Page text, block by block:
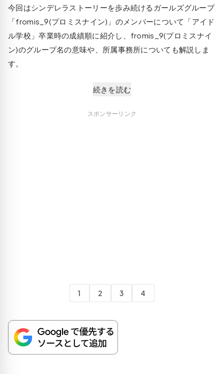
今回はシンデレラストーリーを歩み続けるガールズグループ
「fromis_9(プロミスナイン)」のメンバーについて「アイド
ル学校」卒業時の成績順に紹介し、fromis_9(プロミスナイ
ン)のグループ名の意味や、所属事務所についても解説しま
す。
続きを読む
スポンサーリンク
1 2 3 4